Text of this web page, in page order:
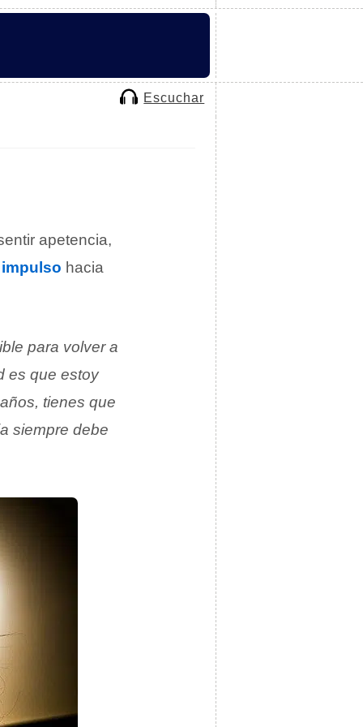
Escuchar
apetencia,
impulso hacia
para volver a
es que estoy
tienes que
siempre debe